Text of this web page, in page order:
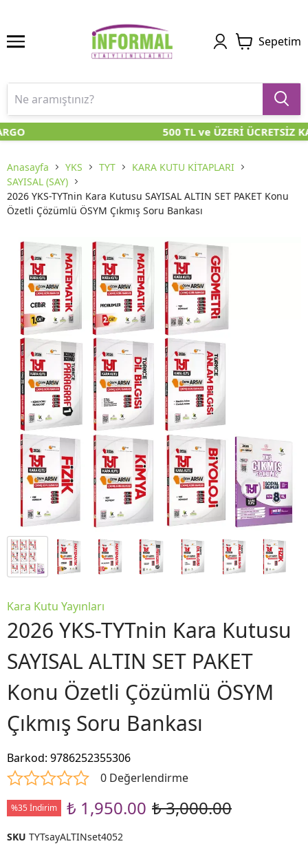
Sepetim
500 TL ve ÜZERİ ÜCRETSİZ
Anasayfa YKS TYT
KARA KUTU KİTAPLARI
SAYISAL (SAY)
2026 YKS-TYTnin Kara Kutusu SAYISAL ALTIN SET PAKET Konu
Özetli Çözümlü ÖSYM Çıkmış Soru Bankası
Kara Kutu Yayınları
2026 YKS-TYTnin Kara Kutusu
SAYISAL ALTIN SET PAKET
Konu Özetli Çözümlü ÖSYM
Çıkmış Soru Bankası
Barkod: 9786252355306
0 Değerlendirme
%35 İndirim ₺ 1,950.00 ₺ 3,000.00
SKU TYTsayALTINset4052